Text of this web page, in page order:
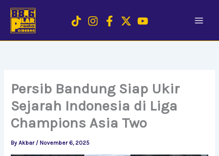
content
Persib Bandung Siap Ukir
Sejarah Indonesia di Liga
Champions Asia Two
ByAkbar / November 6, 2025